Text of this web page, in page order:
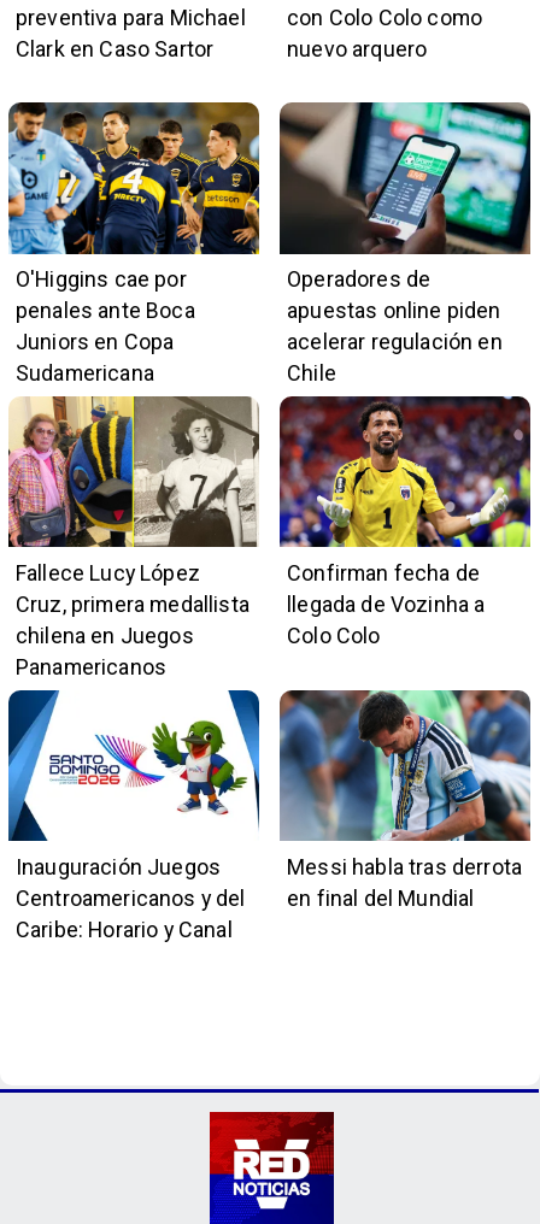
preventiva para Michael
Clark en Caso Sartor
con Colo Colo como
nuevo arquero
O'Higgins cae por
penales ante Boca
Juniors en Copa
Sudamericana
Operadores de
apuestas online piden
acelerar regulación en
Chile
Fallece Lucy López
Cruz, primera medallista
chilena en Juegos
Panamericanos
Confirman fecha de
llegada de Vozinha a
Colo Colo
Inauguración Juegos
Centroamericanos y del
Caribe: Horario y Canal
Messi habla tras derrota
en final del Mundial